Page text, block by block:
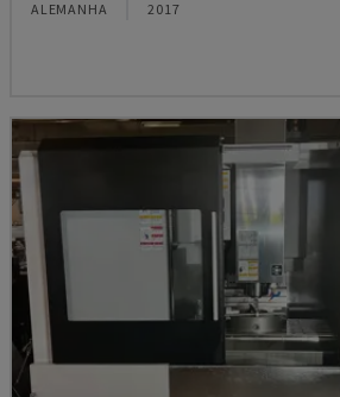
ALEMANHA 2017